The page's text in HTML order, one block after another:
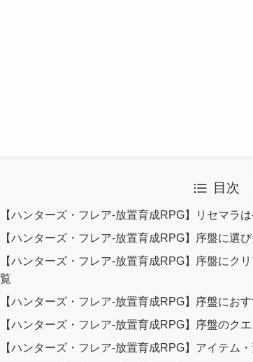
目次
【ハンターズ・フレア-放置育成RPG】リセマラ
【ハンターズ・フレア-放置育成RPG】序盤に選
【ハンターズ・フレア-放置育成RPG】序盤にク
覧
【ハンターズ・フレア-放置育成RPG】序盤にお
【ハンターズ・フレア-放置育成RPG】序盤のク
【ハンターズ・フレア-放置育成RPG】アイテム